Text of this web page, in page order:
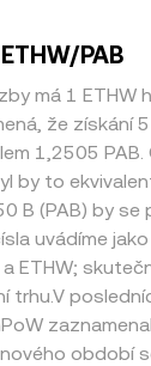
PAB
má 1 ETHW
že získání
1,2505 PAB.
by to
B (PAB) by se
uvádíme
ETHW;
trhu.V
období